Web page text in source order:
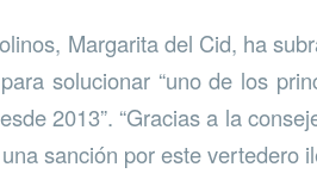
Margarita del Cid, ha
solucionar “uno de los
2013”. “Gracias a la
sanción por este vertedero